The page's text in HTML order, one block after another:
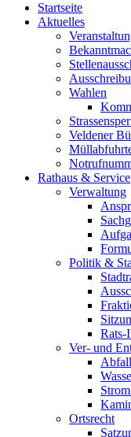
Startseite
Aktuelles
Wahlen
Veldener
Rathaus & Service
Verwaltung
Politik &
Rats-
Ver- und
Abfall
Ortsrecht